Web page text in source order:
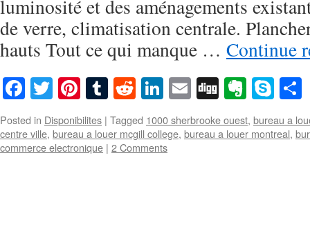
luminosité et des aménagements
de verre, climatisation centrale.
hauts Tout ce qui manque … Continue
Facebook
TwitterPinterest
Tumblr
RedditLinkedIn
EmailDigg
Posted in Disponibilites | Tagged 1000 sherbrooke ouest, bureau a
centre ville, bureau a louer mcgill college, bureau a louer montreal,
commerce electronique | 2 Comments